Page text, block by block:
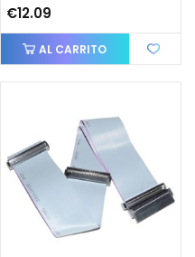
€12.09
AL CARRITO